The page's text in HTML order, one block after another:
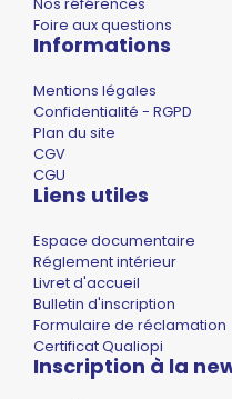
Foire aux questions
Informations
Mentions légales
Confidentialité - RGPD
Plan du site
CGV
CGU
Liens utiles
Espace documentaire
Réglement intérieur
Livret d'accueil
Bulletin d'inscription
Formulaire de réclamation
Certificat Qualiopi
Inscription à la